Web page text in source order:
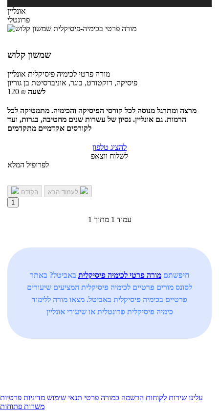
אונליין
פרונטלי
שמשון קלוש
מורה פרטי לכימיה פיסיקלית אונליין
פיסיקה, דוקטורט, בוגר, אוניברסיטת בן גוריון
120 ₪ לשעה
מרצה ומתרגל מנוסה לכל קורסי הפיסיקה והכימיה. מתמטיקה לכל
הרמות. גם אונליין. נסיון של עשרות שנים מחטיבה, בגרות, ועד
לקורסים אקדמיים מתקדמים
להציג טלפון
לשלוח ווצאפ
לפרופיל המלא
הקודם
1
עמוד 1 מתוך 1
חיפשתם מורה פרטי לכימיה פיסיקלית באביטל? באתר
לסונס מורים פרטיים לכימיה פיסיקלית המציעים שיעורים
פרטיים בכימיה פיסיקלית באביטל. מצאו מורה ללימוד
כימיה פיסיקלית פרונטלית או שיעורי אונליין
עלינו שירות לקוחות הרשמה כמורה פרטי תנאי שימוש מדיניות פרטיות
משרות פתוחות